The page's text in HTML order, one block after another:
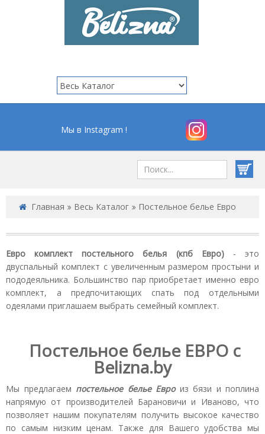
Мы в Instagram !
Главная Весь Каталог Постельное белье Евро
Евро комплект постельного белья (кпб Евро)- это
двуспальный комплект c увеличенным размером простыни и
пододеяльника. Большинство пар приобретает именно евро
комплект, а предпочитающих спать под отдельными
одеялами приглашаем выбрать семейный комплект.
Постельное белье ЕВРО с
Belizna.by
Мы предлагаем постельное белье Евроиз бязи и поплина
напрямую от производителей Барановичи и Иваново, что
позволяет нашим покупателям получить высокое качество
по самым низким ценам. Также для Вашего удобства мы